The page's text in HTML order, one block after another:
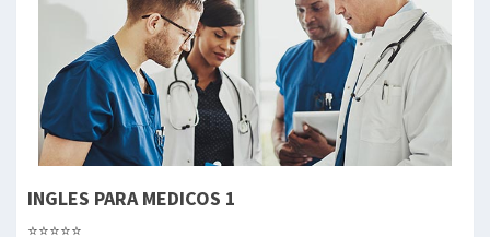
INGLES PARA MEDICOS 1
⭐⭐⭐⭐⭐